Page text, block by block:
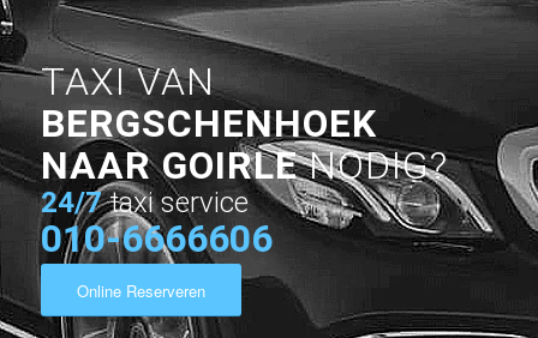
TAXI VAN
BERGSCHENHOEK
NAAR GOIRLENODIG?
24/7 taxi service
010-6666606
Online Reserveren